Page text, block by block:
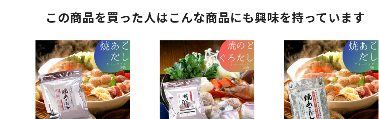
この商品を買った人はこんな商品にも興味を持っています